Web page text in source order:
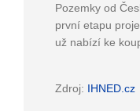
Pozemky od
první etapu
už nabízí ke
Zdroj: IHNED.cz